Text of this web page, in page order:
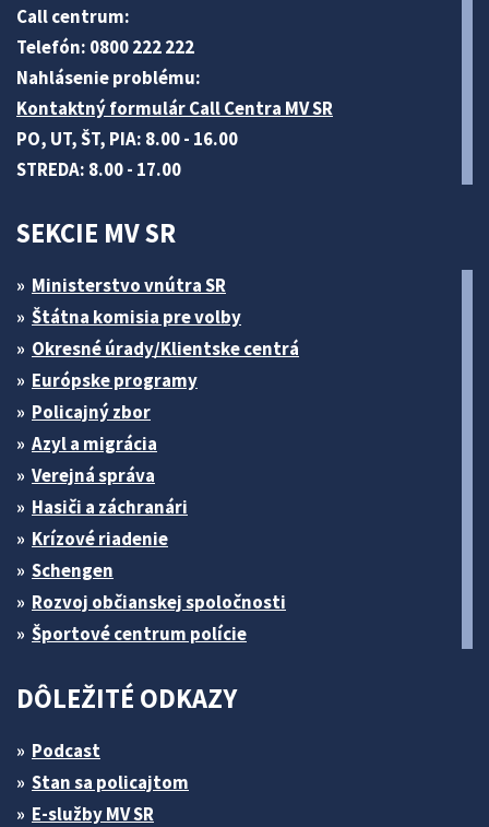
Call centrum:
Telefón: 0800 222 222
Nahlásenie problému:
Kontaktný formulár Call Centra MV SR
PO, UT, ŠT, PIA: 8.00 - 16.00
STREDA: 8.00 - 17.00
SEKCIE MV SR
Ministerstvo vnútra SR
Štátna komisia pre volby
Okresné úrady/Klientske centrá
Európske programy
Policajný zbor
Azyl a migrácia
Verejná správa
Hasiči a záchranári
Krízové riadenie
Schengen
Rozvoj občianskej spoločnosti
Športové centrum polície
DÔLEŽITÉ ODKAZY
Podcast
Stan sa policajtom
E-služby MV SR